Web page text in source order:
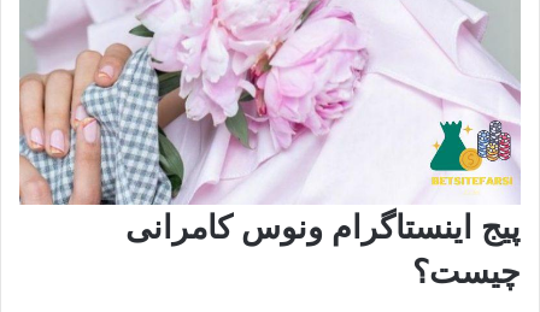
پیج اینستاگرام ونوس کامرانی
چیست؟